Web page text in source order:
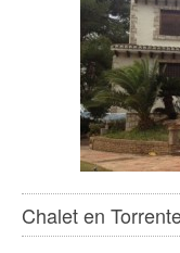
Chalet en